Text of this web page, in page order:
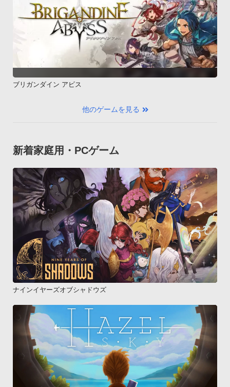
ブリガンダイン アビス
他のゲームを見る
新着家庭用・PCゲーム
ナインイヤーズオブシャドウズ